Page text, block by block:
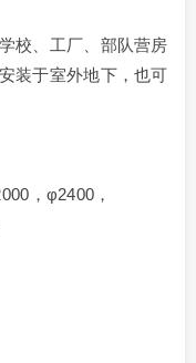
校、工厂、部队营房
装于室外地下，也可
，φ2400，